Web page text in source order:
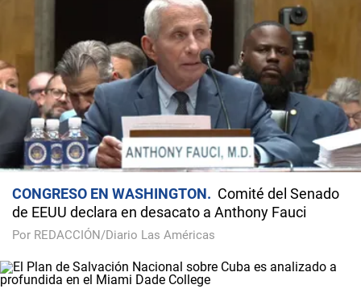
CONGRESO EN WASHINGTON
Comité del Senado
de EEUU declara en desacato a Anthony Fauci
Por REDACCIÓN/Diario Las Américas